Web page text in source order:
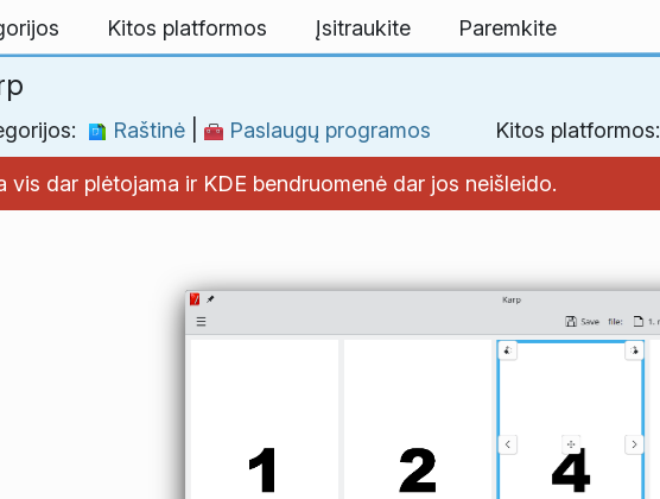
Kitos platformos Įsitraukite Paremkite
Raštinė Paslaugų programos Kitos platformos:
vis dar plėtojama ir KDE bendruomenė dar jos neišleido.